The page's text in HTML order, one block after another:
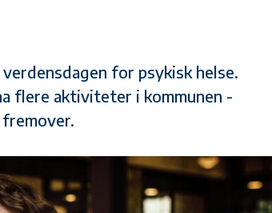
for psykisk helse.
flere aktiviteter i kommunen -